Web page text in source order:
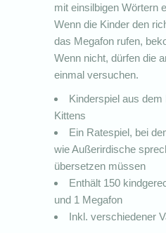
mit einsilbigen Wörtern
Wenn die Kinder den
das Megafon rufen,
Wenn nicht, dürfen die
einmal versuchen.
Kinderspiel aus
Kittens
Ein Ratespiel, bei
wie Außerirdische
übersetzen müssen
Enthält 150
und 1 Megafon
Inkl. verschiedener